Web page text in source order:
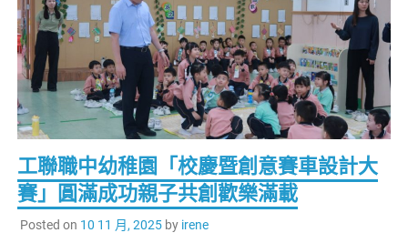
工聯職中幼稚園「校慶暨創意賽車設計大
賽」圓滿成功親子共創歡樂滿載
Posted on 10 11 月, 2025by irene